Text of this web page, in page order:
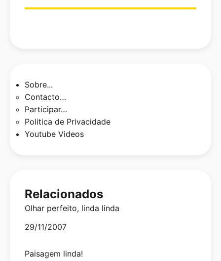
Sobre...
Contacto…
Participar…
Politica de Privacidade
Youtube Videos
Relacionados
Olhar perfeito, linda linda
Date
29/11/2007
Paisagem linda!